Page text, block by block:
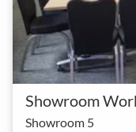
Showroom
Showroom 5